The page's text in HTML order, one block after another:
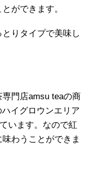
ができます。
りタイプで美味し
門店amsu teaの商
イグロウンエリア
います。なので紅
わうことができま